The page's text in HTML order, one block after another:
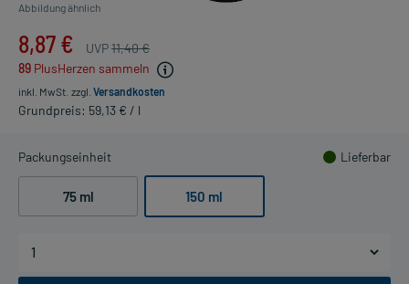
Abbildung ähnlich
8,87 € UVP11,40 €
89 PlusHerzen sammeln
inkl. MwSt. zzgl. Versandkosten
Grundpreis: 59,13 € / l
Packungseinheit Lieferbar
75 ml 150 ml